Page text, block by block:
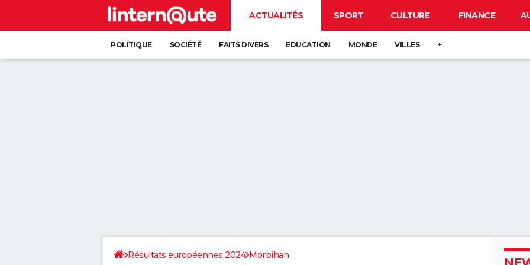
ACTUALITÉS SPORT CULTURE FINANCE
POLITIQUE SOCIÉTÉ FAITS DIVERS EDUCATION MONDE VILLES +
Résultats européennes 2024 Morbihan